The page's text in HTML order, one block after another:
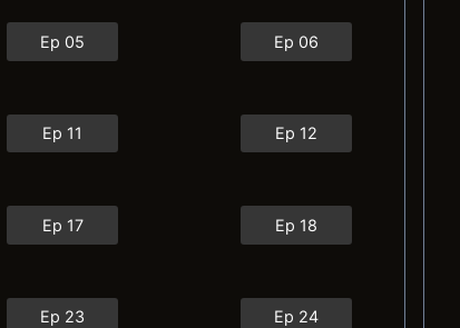
Ep 05 Ep 06
Ep 11 Ep 12
Ep 17 Ep 18
Ep 23 Ep 24